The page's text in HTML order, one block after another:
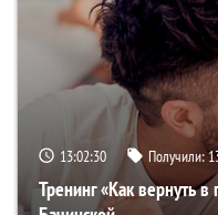
13:02:29 Получили:
Тренинг «Как вернуть в